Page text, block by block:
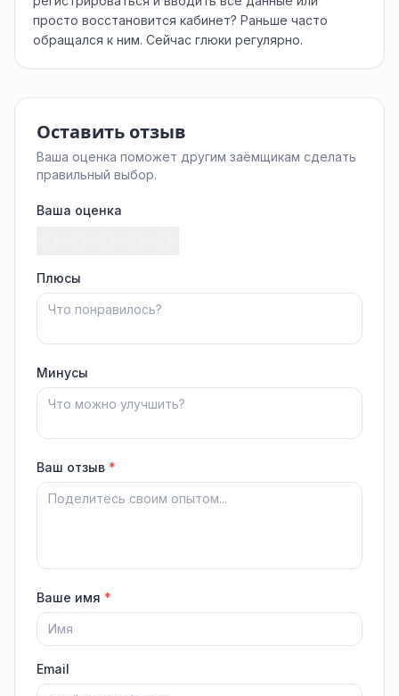
просто восстановится кабинет? Раньше часто
обращался к ним. Сейчас глюки регулярно.
Оставить отзыв
Ваша оценка поможет другим заёмщикам сделать
правильный выбор.
Ваша оценка
Плюсы
Минусы
Ваш отзыв *
Ваше имя *
Email